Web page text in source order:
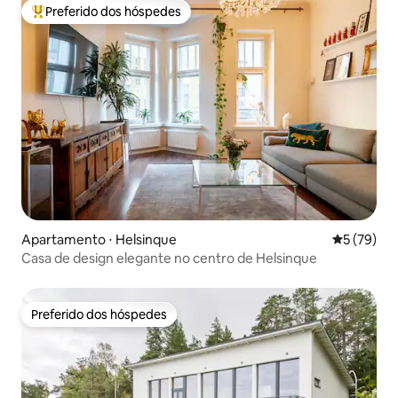
Entre os melhores preferidos dos hóspedes
Preferido dos hóspedes
Apartamento ⋅ Helsinque 5 de uma
5 (79)
Casa de design elegante no centro de Helsinque
Preferido dos hóspedes
Preferido dos hóspedes